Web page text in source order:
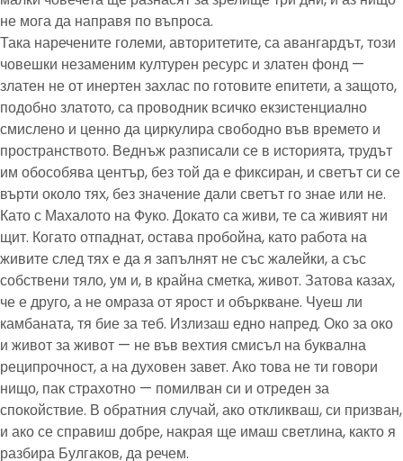
не мога да направя по въпроса.
Така наречените големи, авторитетите, са авангардът, този
човешки незаменим културен ресурс и златен фонд —
златен не от инертен захлас по готовите епитети, а защото,
подобно златото, са проводник всичко екзистенциално
смислено и ценно да циркулира свободно във времето и
пространството. Веднъж разписали се в историята, трудът
им обособява център, без той да е фиксиран, и светът си се
върти около тях, без значение дали светът го знае или не.
Като с Махалото на Фуко. Докато са живи, те са живият ни
щит. Когато отпаднат, остава пробойна, като работа на
живите след тях е да я запълнят не със жалейки, а със
собствени тяло, ум и, в крайна сметка, живот. Затова казах,
че е друго, а не омраза от ярост и объркване. Чуеш ли
камбаната, тя бие за теб. Излизаш едно напред. Око за око
и живот за живот — не във вехтия смисъл на буквална
реципрочност, а на духовен завет. Ако това не ти говори
нищо, пак страхотно — помилван си и отреден за
спокойствие. В обратния случай, ако откликваш, си призван,
и ако се справиш добре, накрая ще имаш светлина, както я
разбира Булгаков, да речем.